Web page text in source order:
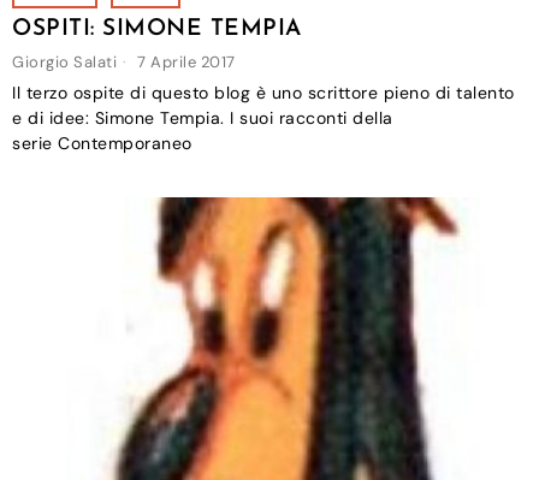
OSPITI: SIMONE TEMPIA
Giorgio Salati 7 Aprile 2017
Il terzo ospite di questo blog è uno scrittore pieno di talento
e di idee: Simone Tempia. I suoi racconti della
serie Contemporaneo